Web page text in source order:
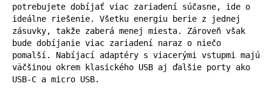
potrebujete dobíjať viac zariadení súčasne, ide o
ideálne riešenie. Všetku energiu berie z jednej
zásuvky, takže zaberá menej miesta. Zároveň však
bude dobíjanie viac zariadení naraz o niečo
pomalší. Nabíjací adaptéry s viacerými vstupmi majú
väčšinou okrem klasického USB aj ďalšie porty ako
USB-C a micro USB.